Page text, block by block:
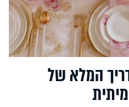
המלא של